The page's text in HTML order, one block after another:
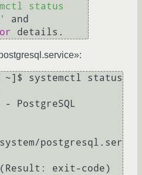
status
details.
~]$ systemctl status
PostgreSQL
postgresql.ser